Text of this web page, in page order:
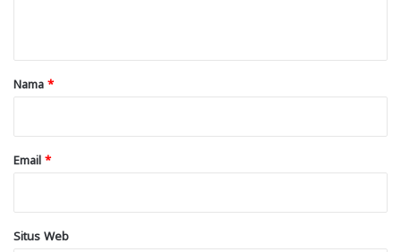
rNama *
Email *
Situs Web